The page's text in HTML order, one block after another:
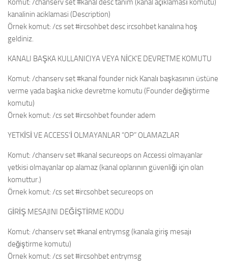
Komut: /chanserv set #kanal desc tanim (kanal açıklaması komutu)
kanalinin aciklamasi (Description)
Örnek komut: /cs set #ircsohbet desc ircsohbet kanalına hoş
geldiniz.
KANALI BAŞKA KULLANICIYA VEYA NİCK’E DEVRETME KOMUTU
Komut: /chanserv set #kanal founder nick Kanalı başkasının üstüne
verme yada başka nicke devretme komutu (Founder değiştirme
komutu)
Örnek komut: /cs set #ircsohbet founder adem
YETKİSİ VE ACCESS’İ OLMAYANLAR “OP” OLAMAZLAR
Komut: /chanserv set #kanal secureops on Accessi olmayanlar
yetkisi olmayanlar op alamaz (kanal oplarının güvenliği için olan
komuttur.)
Örnek komut: /cs set #ircsohbet secureops on
GİRİŞ MESAJINI DEĞİŞTİRME KODU
Komut: /chanserv set #kanal entrymsg (kanala giriş mesajı
değiştirme komutu)
Örnek komut: /cs set #ircsohbet entrymsg